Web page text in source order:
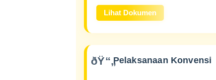
Lihat Dokumen
Pelaksanaan Konvensi